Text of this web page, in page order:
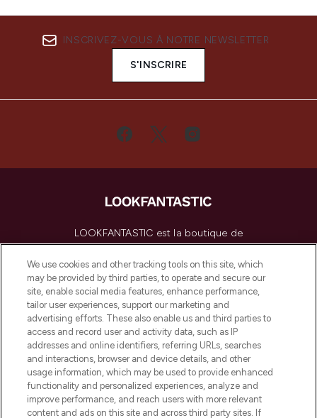
INSCRIVEZ-VOUS À NOTRE NEWSLETTER
S'INSCRIRE
LOOKFANTASTIC est la boutique de
beauté incontournable en Europe,
proposant les meilleurs produits de soins
de la peau, des cheveux et de maquillage
de plus de 200 marques prestigieuses.
Faites vos achats en ligne ou via
l’application, avec la livraison offerte dès
55€ d'achat.
Consentement aux cookies
Do Not Sell or Share My Personal
Information
We use cookies and other tracking tools on this site, which
may be provided by third parties, to operate and secure our
site, enable social media features, enhance performance,
tailor user experiences, support our marketing and
advertising efforts. These also enable us and third parties to
access and record user and activity data, such as IP
addresses and online identifiers, referring URLs, searches
and interactions, browser and device details, and other
usage information, which may be used to provide enhanced
functionality and personalized experiences, analyze and
improve performance, and reach users with more relevant
content and ads on this site and across third party sites. If